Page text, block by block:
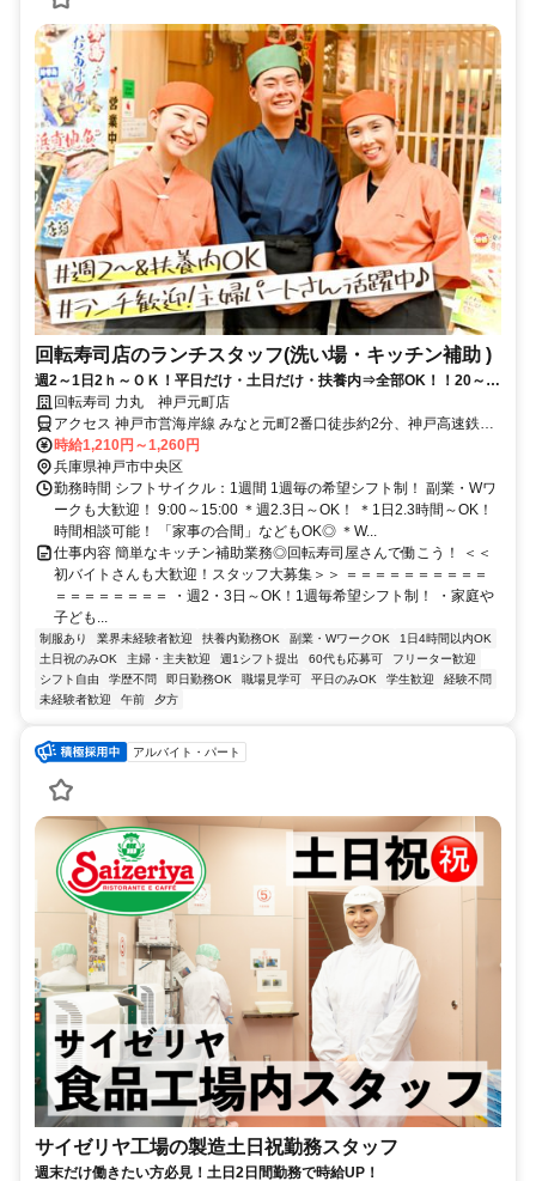
回転寿司店のランチスタッフ(洗い場・キッチン補助 )
週2～1日2ｈ～ＯＫ！平日だけ・土日だけ・扶養内⇒全部OK！！20～
40代活躍中◎2025年オープンでピカピカ★
回転寿司 力丸 神戸元町店
アクセス 神戸市営海岸線 みなと元町2番口徒歩約2分、神戸高速鉄道
東西線 元町〔阪神線〕西出口(ウインズ神戸)徒歩約3分、ＪＲ東海道
本線 元町〔ＪＲ〕西口徒歩約4分 各線 元町駅よりスグ
時給1,210円～1,260円
兵庫県神戸市中央区
勤務時間 シフトサイクル：1週間 1週毎の希望シフト制！ 副業・Wワ
ークも大歓迎！ 9:00～15:00 ＊週2.3日～OK！ ＊1日2.3時間～OK！
時間相談可能！ 「家事の合間」などもOK◎ ＊W...
仕事内容 簡単なキッチン補助業務◎回転寿司屋さんで働こう！ ＜＜
初バイトさんも大歓迎！スタッフ大募集＞＞ ＝＝＝＝＝＝＝＝＝＝
＝＝＝＝＝＝＝＝ ・週2・3日～OK！1週毎希望シフト制！ ・家庭や
子ども...
制服あり 業界未経験者歓迎 扶養内勤務OK 副業・WワークOK
1日4時間以内OK
土日祝のみOK
主婦・主夫歓迎 週1シフト提出 60代も応募可
フリーター歓迎
シフト自由
学歴不問 即日勤務OK 職場見学可 平日のみOK 学生歓迎
経験不問
未経験者歓迎
午前 夕方
アルバイト・パート
サイゼリヤ工場の製造土日祝勤務スタッフ
週末だけ働きたい方必見！土日2日間勤務で時給UP！